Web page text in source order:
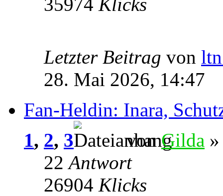
Letzter Beitrag von
28. Mai 2026, 14:47
Fan-Heldin: Inara,
1, 2, 3 vonGilda
22Antwort
26904 Klicks